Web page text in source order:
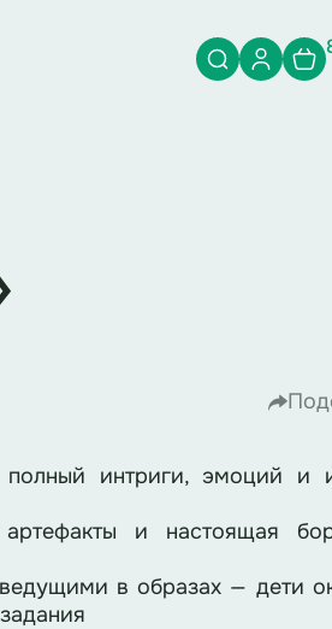
интриги, эмоций и
и настоящая
в образах — дети